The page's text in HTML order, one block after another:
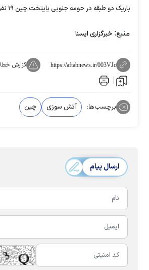
باریک دو طبقه در حومه جنوبی پایتخت چین ۱۹ نفر کشته شدند.
منبع: خبرگزاری ایسنا
https://aftabnews.ir/003VJc گزارش خطا
برچسب‌ها: آتش سوزی چین
ارسال پیام